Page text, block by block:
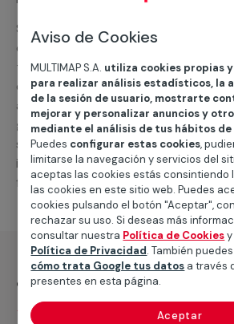
Solicita tu presupuesto y te
diseñada a tu medida y sin ningún
técnico de MULTIMAP contactará
contigo para informarte sobre las
alternativas que podemos
general de climatización frio,
suministro de los materiales
intervenciones a realizar, o la mano
falta para completar tu proyecto.
¿Qué incluye?
Aviso de Cookies
MULTIMAP S.A. utiliza cookies propias
para realizar análisis estadísticos, la
de la sesión de usuario, mostrarte
mejorar y personalizar anuncios y
mediante el análisis de tus hábitos de
Puedes configurar estas cookies,
limitarse la navegación y servicios del
aceptas las cookies estás consintiendo
las cookies en este sitio web. Puedes
cookies pulsando el botón "Aceptar",
rechazar su uso. Si deseas más
consultar nuestra Política de Cookiesy
Política de Privacidad. También
cómo trata Google tus datos a través
presentes en esta página.
Aceptar